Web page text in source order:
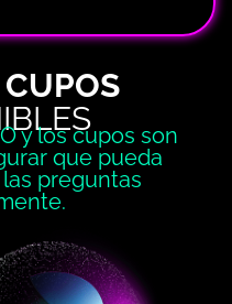
y los cupos son
que pueda
preguntas